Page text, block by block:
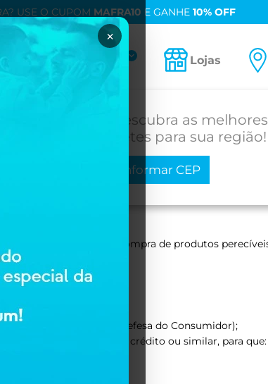
MAFRA10E GANHE10% OFF
Minha conta
entre ou cadastre-se Lojas
Descubra as
fretes para sua região!
Informar CEP
não se aplicando a compra de produtos
abaixo:
Art. 49 do Código de Defesa do Consumidor);
do cartão de crédito ou similar, para que:
×